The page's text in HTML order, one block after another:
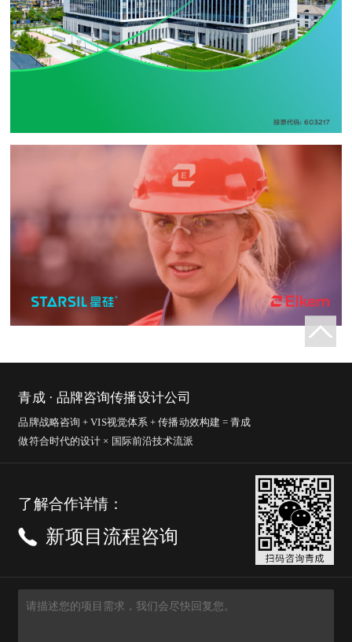
青成 · 品牌咨询传播设计公司
品牌战略咨询 + VIS视觉体系 + 传播动效构建 = 青成
做符合时代的设计 × 国际前沿技术流派
了解合作详情：
新项目流程咨询